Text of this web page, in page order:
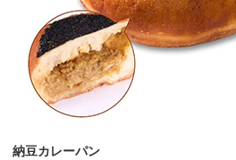
納豆カレーパン